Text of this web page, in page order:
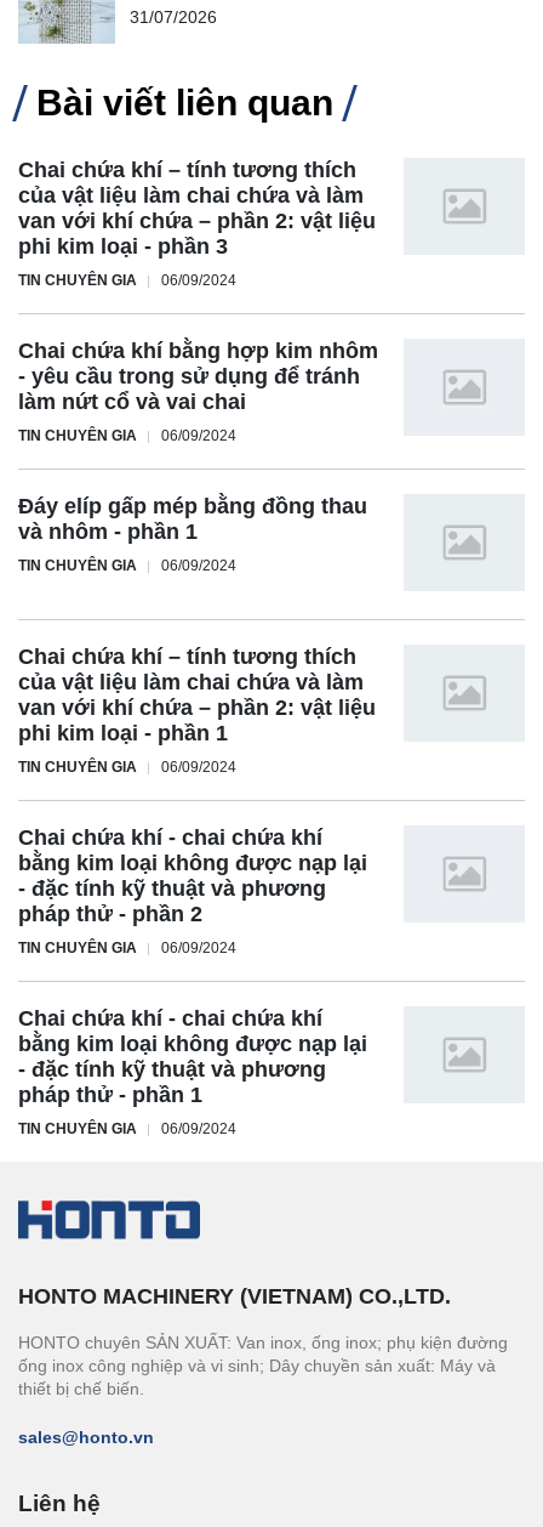
31/07/2026
Bài viết liên quan
Chai chứa khí – tính tương thích
của vật liệu làm chai chứa và làm
van với khí chứa – phần 2: vật liệu
phi kim loại - phần 3
TIN CHUYÊN GIA 06/09/2024
Chai chứa khí bằng hợp kim nhôm
- yêu cầu trong sử dụng để tránh
làm nứt cổ và vai chai
TIN CHUYÊN GIA 06/09/2024
Đáy elíp gấp mép bằng đồng thau
và nhôm - phần 1
TIN CHUYÊN GIA 06/09/2024
Chai chứa khí – tính tương thích
của vật liệu làm chai chứa và làm
van với khí chứa – phần 2: vật liệu
phi kim loại - phần 1
TIN CHUYÊN GIA 06/09/2024
Chai chứa khí - chai chứa khí
bằng kim loại không được nạp lại
- đặc tính kỹ thuật và phương
pháp thử - phần 2
TIN CHUYÊN GIA 06/09/2024
Chai chứa khí - chai chứa khí
bằng kim loại không được nạp lại
- đặc tính kỹ thuật và phương
pháp thử - phần 1
TIN CHUYÊN GIA 06/09/2024
HONTO MACHINERY (VIETNAM) CO.,LTD.
HONTO chuyên SẢN XUẤT: Van inox, ống inox; phụ kiện đường
ống inox công nghiệp và vi sinh; Dây chuyền sản xuất: Máy và
thiết bị chế biến.
sales@honto.vn
Liên hệ